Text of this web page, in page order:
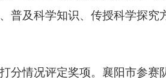
普及科学知识、传授科学探究
分情况评定奖项。襄阳市参赛